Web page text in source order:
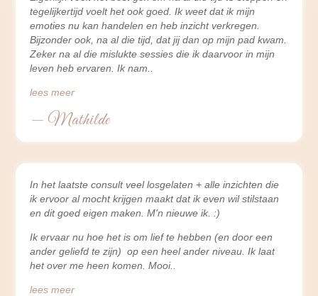
tegelijkertijd voelt het ook goed. Ik weet dat ik mijn
emoties nu kan handelen en heb inzicht verkregen.
Bijzonder ook, na al die tijd, dat jij dan op mijn pad kwam.
Zeker na al die mislukte sessies die ik daarvoor in mijn
leven heb ervaren. Ik nam
lees meer
— Mathilde
In het laatste consult veel losgelaten + alle inzichten die
ik ervoor al mocht krijgen maakt dat ik even wil stilstaan
en dit goed eigen maken. M'n nieuwe ik. :)
Ik ervaar nu hoe het is om lief te hebben (en door een
ander geliefd te zijn) op een heel ander niveau. Ik laat
het over me heen komen. Mooi
lees meer